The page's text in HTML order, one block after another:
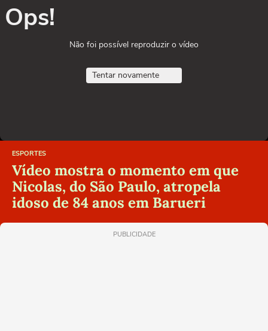
Ops!
Não foi possível reproduzir o vídeo
Tentar novamente
ESPORTES
Vídeo mostra o momento em que
Nicolas, do São Paulo, atropela
idoso de 84 anos em Barueri
PUBLICIDADE